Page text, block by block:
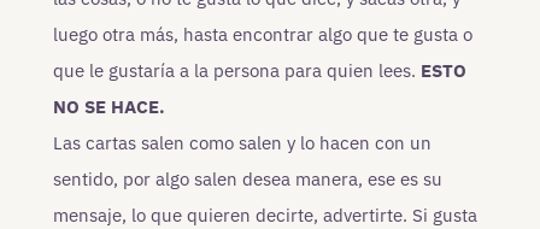
luego otra más, hasta encontrar algo que te gusta o
que le gustaría a la persona para quien lees. ESTO
NO SE HACE.
Las cartas salen como salen y lo hacen con un
sentido, por algo salen desea manera, ese es su
mensaje, lo que quieren decirte, advertirte. Si gusta